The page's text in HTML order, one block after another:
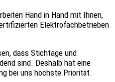
Hand in Hand mit Ihnen,
Elektrofachbetrieben
dass Stichtage und
sind. Deshalb hat eine
bei uns höchste Priorität.